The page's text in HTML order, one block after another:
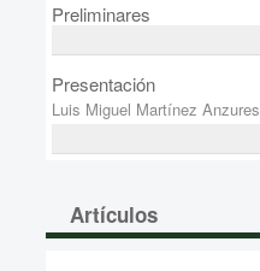
Preliminares
Presentación
Luis Miguel Martínez Anzures
Artículos